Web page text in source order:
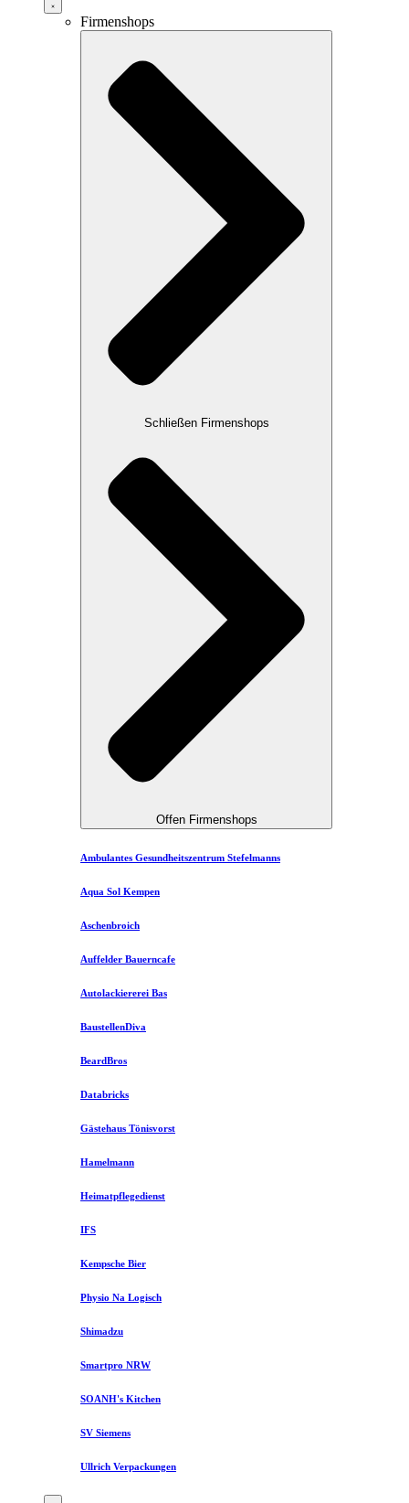
Firmenshops
Schließen Firmenshops
Offen Firmenshops
Ambulantes Gesundheitszentrum Stefelmanns
Aqua Sol Kempen
Aschenbroich
Auffelder Bauerncafe
Autolackiererei Bas
BaustellenDiva
BeardBros
Databricks
Gästehaus Tönisvorst
Hamelmann
Heimatpflegedienst
IFS
Kempsche Bier
Physio Na Logisch
Shimadzu
Smartpro NRW
SOANH's Kitchen
SV Siemens
Ullrich Verpackungen